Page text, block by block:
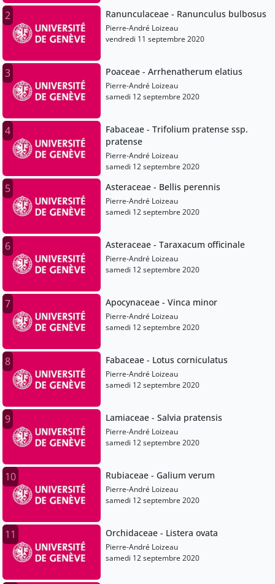
2 Ranunculaceae - Ranunculus bulbosus
Pierre-André Loizeau
vendredi 11 septembre 2020
3 Poaceae - Arrhenatherum elatius
Pierre-André Loizeau
samedi 12 septembre 2020
4
Fabaceae - Trifolium pratense ssp.
pratense
Pierre-André Loizeau
samedi 12 septembre 2020
5 Asteraceae - Bellis perennis
Pierre-André Loizeau
samedi 12 septembre 2020
6 Asteraceae - Taraxacum officinale
Pierre-André Loizeau
samedi 12 septembre 2020
7 Apocynaceae - Vinca minor
Pierre-André Loizeau
samedi 12 septembre 2020
8 Fabaceae - Lotus corniculatus
Pierre-André Loizeau
samedi 12 septembre 2020
9 Lamiaceae - Salvia pratensis
Pierre-André Loizeau
samedi 12 septembre 2020
10 Rubiaceae - Galium verum
Pierre-André Loizeau
samedi 12 septembre 2020
11 Orchidaceae - Listera ovata
Pierre-André Loizeau
samedi 12 septembre 2020